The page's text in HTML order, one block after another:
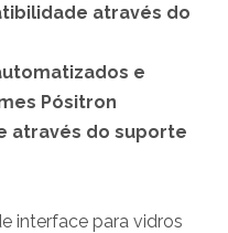
através do
e
Pósitron
através do suporte
interface para vidros